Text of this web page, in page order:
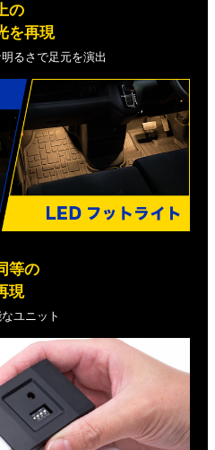
の
を再現
るさで足元を演出
等の
現
ユニット